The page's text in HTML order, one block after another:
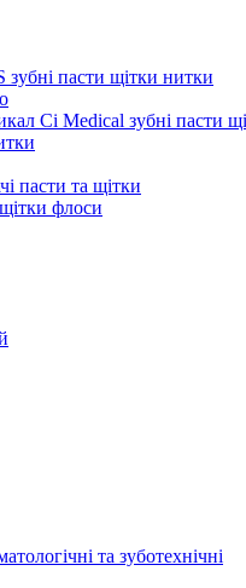
пасти щітки нитки
Ci Medical зубні пасти
пасти та щітки
флоси
та зуботехнічні